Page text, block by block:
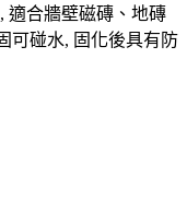
適合牆壁磁磚、地磚
可碰水, 固化後具有防